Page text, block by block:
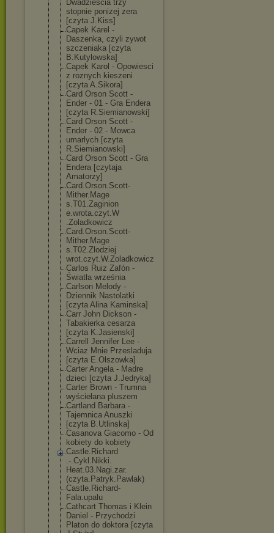
Dwadziescia trzy
stopnie ponizej zera
[czyta J.Kiss]
Capek Karel -
Daszenka, czyli zywot
szczeniaka [czyta
B.Kutylowska]
Capek Karol - Opowiesci
z roznych kieszeni
[czyta A.Sikora]
Card Orson Scott -
Ender - 01 - Gra Endera
[czyta R.Siemianowski]
Card Orson Scott -
Ender - 02 - Mowca
umarlych [czyta
R.Siemianowski]
Card Orson Scott - Gra
Endera [czytaja
Amatorzy]
Card.Orson.Scott-
Mither.Mage
s.T01.Zaginion
e.wrota.czyt.W
.Zoladkowicz
Card.Orson.Scott-
Mither.Mage
s.T02.Zlodziej
wrot.czyt.W.Zo ladkowicz
Carlos Ruiz Zafón -
Światła września
Carlson Melody -
Dziennik Nastolatki
[czyta Alina Kaminska]
Carr John Dickson -
Tabakierka cesarza
[czyta K.Jasienski]
Carrell Jennifer Lee -
Wciaz Mnie Przesladuja
[czyta E.Olszowka]
Carter Angela - Madre
dzieci [czyta J.Jedryka]
Carter Brown - Trumna
wyściełana pluszem
Cartland Barbara -
Tajemnica Anuszki
[czyta B.Utlinska]
Casanova Giacomo - Od
kobiety do kobiety
Castle.Richard
.-.Cykl.Nikki.
Heat.03.Nagi.zar.
(czyta.Patryk.Pawlak)
Castle.Richard-
Fala.upalu
Cathcart Thomas i Klein
Daniel - Przychodzi
Platon do doktora [czyta